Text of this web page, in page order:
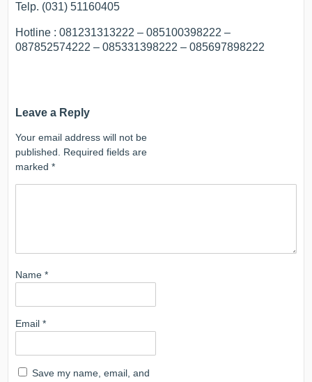
Telp. (031) 51160405
Hotline : 081231313222 – 085100398222 –
087852574222 – 085331398222 – 085697898222
Leave a Reply
Your email address will not be
published.
Required fields are
marked*
Name*
Email*
Save my name, email, and